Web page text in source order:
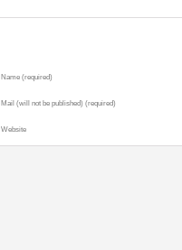
Name (required)
Mail (will not be published) (required)
Website